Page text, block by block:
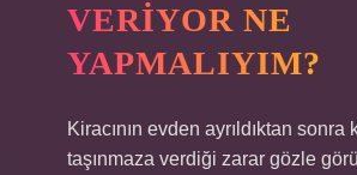
VERIYOR NE
YAPMALIYIM?
Kiracının evden ayrıldıktan sonra
taşınmaza verdiği zarar gözle